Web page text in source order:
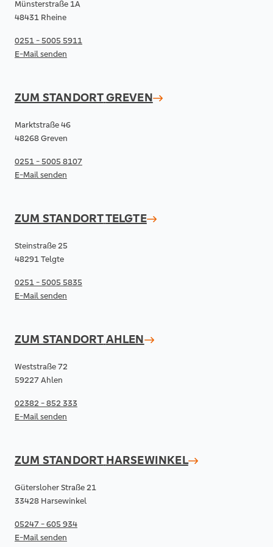
Münsterstraße 1A
48431 Rheine
0251 - 5005 5911
E-Mail senden
ZUM STANDORTGREVEN
Marktstraße 46
48268 Greven
0251 - 5005 8107
E-Mail senden
ZUM STANDORTTELGTE
Steinstraße 25
48291 Telgte
0251 - 5005 5835
E-Mail senden
ZUM STANDORTAHLEN
Weststraße 72
59227 Ahlen
02382 - 852 333
E-Mail senden
ZUM STANDORT HARSEWINKEL
Gütersloher Straße 21
33428 Harsewinkel
05247 - 605 934
E-Mail senden